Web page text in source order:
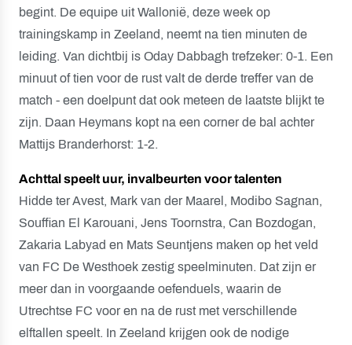
begint. De equipe uit Wallonië, deze week op
trainingskamp in Zeeland, neemt na tien minuten de
leiding. Van dichtbij is Oday Dabbagh trefzeker: 0-1. Een
minuut of tien voor de rust valt de derde treffer van de
match - een doelpunt dat ook meteen de laatste blijkt te
zijn. Daan Heymans kopt na een corner de bal achter
Mattijs Branderhorst: 1-2.
Achttal speelt uur, invalbeurten voor talenten
Hidde ter Avest, Mark van der Maarel, Modibo Sagnan,
Souffian El Karouani, Jens Toornstra, Can Bozdogan,
Zakaria Labyad en Mats Seuntjens maken op het veld
van FC De Westhoek zestig speelminuten. Dat zijn er
meer dan in voorgaande oefenduels, waarin de
Utrechtse FC voor en na de rust met verschillende
elftallen speelt. In Zeeland krijgen ook de nodige